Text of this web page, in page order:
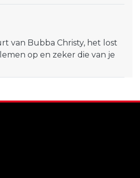
van Bubba Christy, het lost
op en zeker die van je